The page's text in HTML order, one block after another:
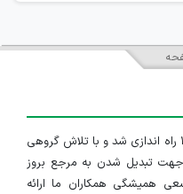
سایت ایران استخدام در تاریخ ۱۳۹۱/۱/۱۰ راه اندازی شد و با تلاش گروهی
جهت تبدیل شدن به مرجع بروز
همیشگی همکاران ما ارائه